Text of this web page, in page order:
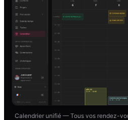
Calendrier unifié — Tous vos rendez-